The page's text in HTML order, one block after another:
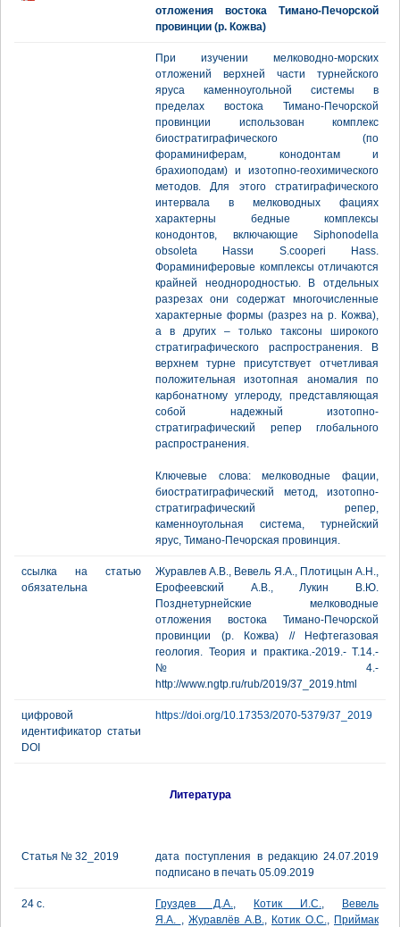
отложения востока Тимано-Печорской
провинции (р. Кожва)
При изучении мелководно-морских
отложений верхней части турнейского
яруса каменноугольной системы в
пределах востока Тимано-Печорской
провинции использован комплекс
биостратиграфического (по
фораминиферам, конодонтам и
брахиоподам) и изотопно-геохимического
методов. Для этого стратиграфического
интервала в мелководных фациях
характерны бедные комплексы
конодонтов, включающие Siphonodella
obsoleta Hassи S.cooperi Hass.
Фораминиферовые комплексы отличаются
крайней неоднородностью. В отдельных
разрезах они содержат многочисленные
характерные формы (разрез на р. Кожва),
а в других – только таксоны широкого
стратиграфического распространения. В
верхнем турне присутствует отчетливая
положительная изотопная аномалия по
карбонатному углероду, представляющая
собой надежный изотопно-
стратиграфический репер глобального
распространения.
Ключевые слова: мелководные фации,
биостратиграфический метод, изотопно-
стратиграфический репер,
каменноугольная система, турнейский
ярус, Тимано-Печорская провинция.
ссылка на статью
обязательна
Журавлев А.В., Вевель Я.А., Плотицын А.Н.,
Ерофеевский А.В., Лукин В.Ю.
Позднетурнейские мелководные
отложения востока Тимано-Печорской
провинции (р. Кожва) // Нефтегазовая
геология. Теория и практика.-2019.- Т.14.-
№4.-
http://www.ngtp.ru/rub/2019/37_2019.html
цифровой
идентификатор статьи
DOI
https://doi.org/10.17353/2070-5379/37_2019
Литература
Статья № 32_2019
дата поступления в редакцию 24.07.2019
подписано в печать 05.09.2019
24 с. Груздев Д.А., Котик И.С.,
Вевель
Я.А. , Журавлёв А.В., Котик О.С., Приймак